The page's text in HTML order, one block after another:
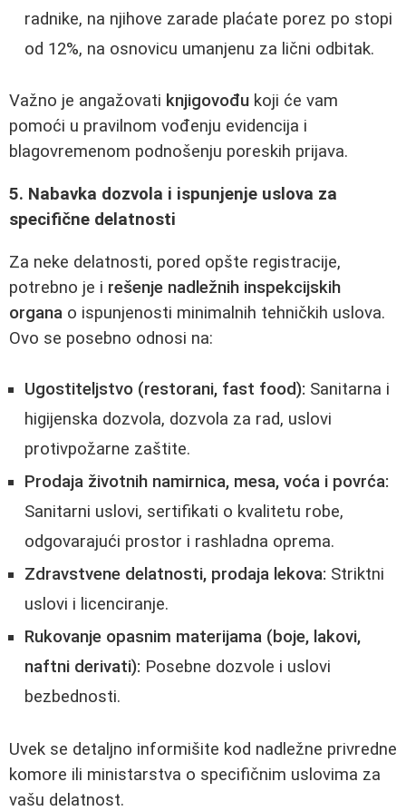
radnike, na njihove zarade plaćate porez po stopi
od 12%, na osnovicu umanjenu za lični odbitak.
Važno je angažovati knjigovođu koji će vam
pomoći u pravilnom vođenju evidencija i
blagovremenom podnošenju poreskih prijava.
5. Nabavka dozvola i ispunjenje uslova za
specifične delatnosti
Za neke delatnosti, pored opšte registracije,
potrebno je i rešenje nadležnih inspekcijskih
organa o ispunjenosti minimalnih tehničkih uslova.
Ovo se posebno odnosi na:
Ugostiteljstvo (restorani, fast food): Sanitarna i
higijenska dozvola, dozvola za rad, uslovi
protivpožarne zaštite.
Prodaja životnih namirnica, mesa, voća i povrća:
Sanitarni uslovi, sertifikati o kvalitetu robe,
odgovarajući prostor i rashladna oprema.
Zdravstvene delatnosti, prodaja lekova: Striktni
uslovi i licenciranje.
Rukovanje opasnim materijama (boje, lakovi,
naftni derivati): Posebne dozvole i uslovi
bezbednosti.
Uvek se detaljno informišite kod nadležne privredne
komore ili ministarstva o specifičnim uslovima za
vašu delatnost.